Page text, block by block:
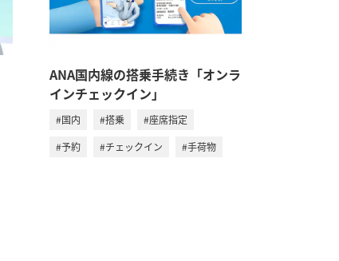
ANA国内線の搭乗手続き「オンラ
インチェックイン」
#国内 #搭乗
#座席指定
#予約
#チェックイン #手荷物